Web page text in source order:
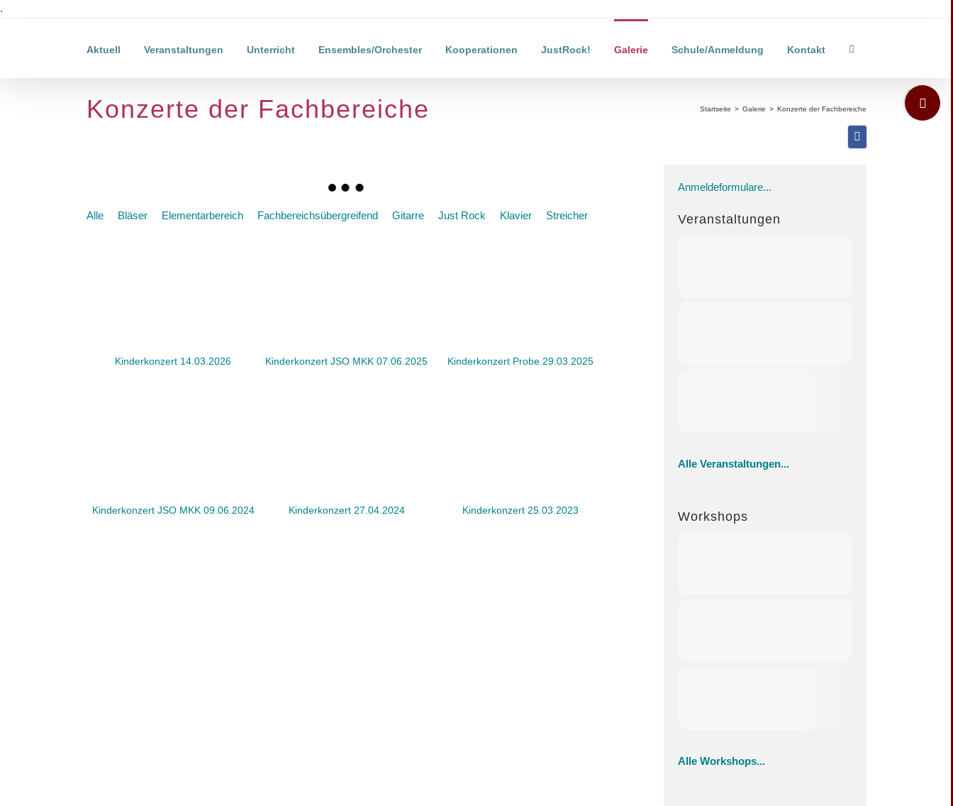
.
Aktuell Veranstaltungen Unterricht Ensembles/Orchester Kooperationen JustRock! Galerie Schule/Anmeldung Kontakt
Konzerte der Fachbereiche Startseite > Galerie > Konzerte der Fachbereiche
Alle Bläser Elementarbereich Fachbereichsübergreifend Gitarre Just Rock Klavier Streicher
Anmeldeformulare...
Veranstaltungen
Alle Veranstaltungen...
Workshops
Alle Workshops...
Toggle
Sliding